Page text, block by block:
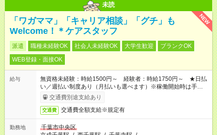
未読
NEW
「ワガママ」「キャリア相談」「グチ」も
Welcome！＊ケアスタッフ
派遣 職種未経験OK 社会人未経験OK 大学生歓迎
ブランクOK
WEB登録・面接OK
給与
無資格未経験：時給1500円～ 経験者：時給1750円～ ★日払
い／週払い制度あり（月払いも選べます）※稼働開始時は手続き
完了次第のお支払いとなります。
交通費別途支給あり
交通費 交通費全額支給※規定有
勤務地
千葉市中央区